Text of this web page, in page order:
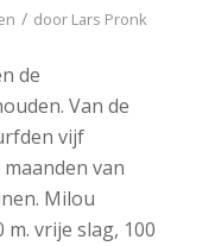
/ door Lars Pronk
de
Van de
vijf
van
Milou
vrije slag, 100